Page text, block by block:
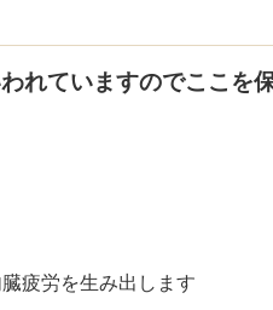
れていますのでここを
疲労を生み出します